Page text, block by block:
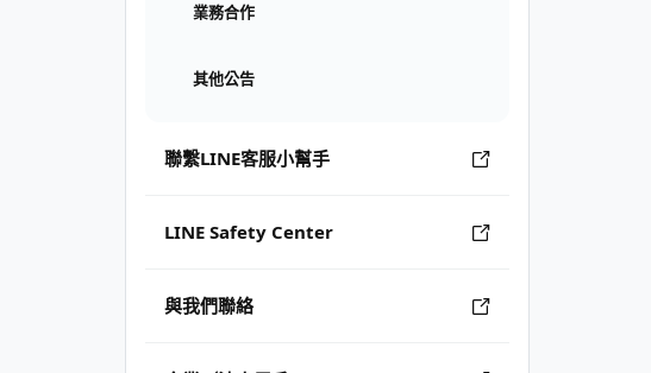
業務合作
其他公告
聯繫LINE客服小幫手
LINE Safety Center
與我們聯絡